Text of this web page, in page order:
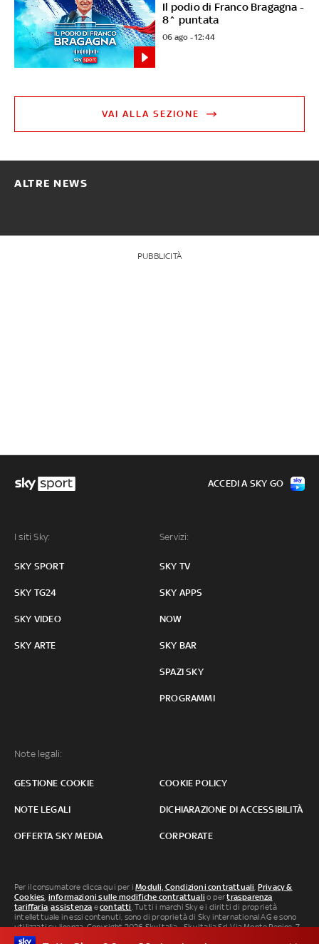
Il podio di Franco Bragagna -
8^ puntata
06 ago - 12:44
VAI ALLA SEZIONE
ALTRE NEWS
PUBBLICITÀ
I siti Sky:
SKY SPORT
SKY TG24
SKY VIDEO
SKY ARTE
Servizi:
SKY TV
SKY APPS
NOW
SKY BAR
SPAZI SKY
PROGRAMMI
Note legali:
GESTIONE COOKIE COOKIE POLICY
NOTE LEGALI DICHIARAZIONE DI ACCESSIBILITÀ
OFFERTA SKY MEDIA CORPORATE
ACCEDI A SKY GO
Per il consumatore clicca qui per iModuli, Condizioni contrattuali, Privacy &
Cookies, informazioni sulle modifiche contrattuali o pertrasparenza
tariffaria,assistenza econtatti. Tutti i marchi Sky e i diritti di proprietà
intellettuale in essi contenuti, sono di proprietà di Sky international AG e sono
utilizzati su licenza. Copyright 2026 Sky Italia - Sky Italia Srl Via Monte Penice, 7 -
20138 Milano P.IVA 04619241005. SkyTG24: ISSN 3035-1537 e SkySport: ISSN